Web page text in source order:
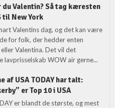
du Valentin? Så tag kæresten
til New York
Valentins dag, og det kan være
for folk, der hedder enten
Valentina. Det vil det
lavprisselskab WOW air gerne...
af USA TODAY har talt:
er Top 10 i USA
er blandt de største, og mest